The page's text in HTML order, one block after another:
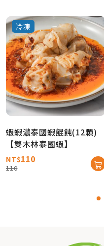
冷凍
蝦蝦濃泰國蝦餛飩(12顆)
【雙木林泰國蝦】
NT$110
110